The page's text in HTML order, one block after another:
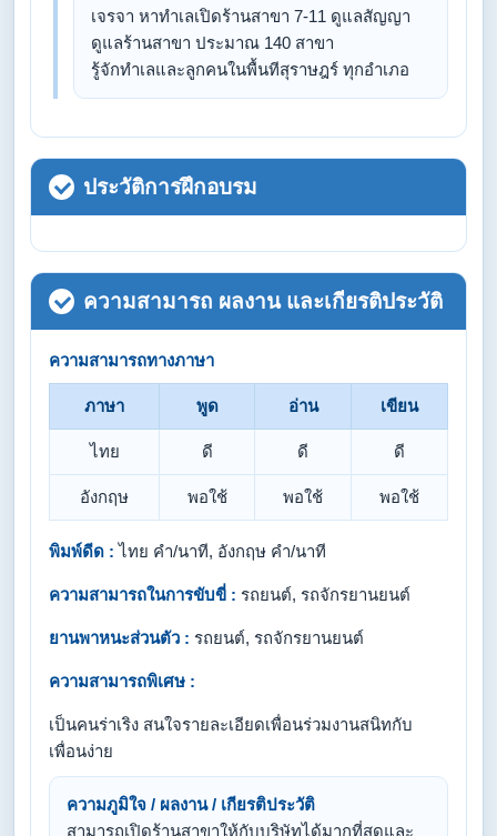
เจรจา หาทำเลเปิดร้านสาขา 7-11 ดูแลสัญญา
ดูแลร้านสาขา ประมาณ 140 สาขา
รู้จักทำเลและลูกคนในพื้นทีสุราษฎร์ ทุกอำเภอ
ประวัติการฝึกอบรม
ความสามารถ ผลงาน และเกียรติประวัติ
ความสามารถทางภาษา
ภาษา พูด อ่าน เขียน
ไทย ดี ดี ดี
อังกฤษ พอใช้ พอใช้ พอใช้
พิมพ์ดีด : ไทย คำ/นาที, อังกฤษ คำ/นาที
ความสามารถในการขับขี่ : รถยนต์, รถจักรยานยนต์
ยานพาหนะส่วนตัว : รถยนต์, รถจักรยานยนต์
ความสามารถพิเศษ :
เป็นคนร่าเริง สนใจรายละเอียดเพื่อนร่วมงานสนิทกับ
เพื่อนง่าย
ความภูมิใจ / ผลงาน / เกียรติประวัติ
สามารถเปิดร้านสาขาให้กับบริษัทได้มากที่สุดและ